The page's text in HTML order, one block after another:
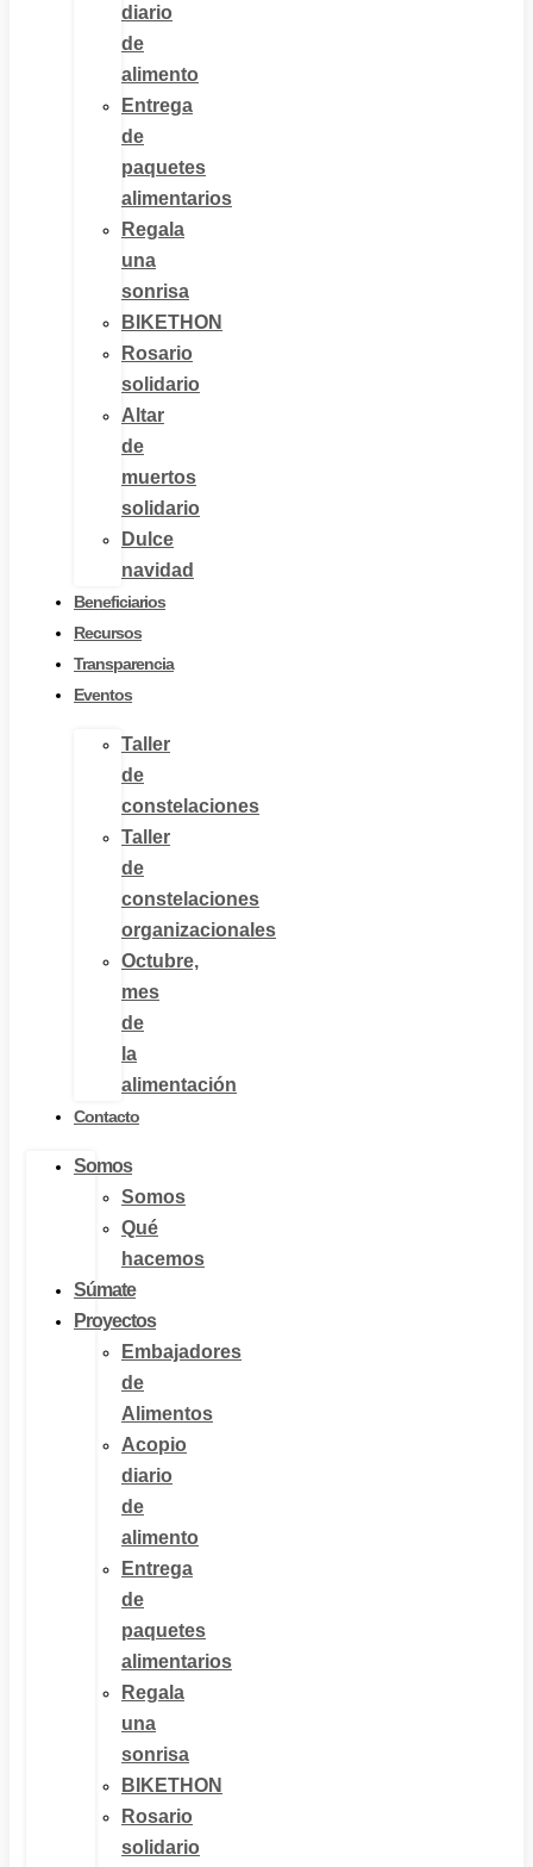
diario
de
alimento
Entrega
de
paquetes
alimentarios
Regala
una
sonrisa
BIKETHON
Rosario
solidario
Altar
de
muertos
solidario
Dulce
navidad
Beneficiarios
Recursos
Transparencia
Eventos
Taller
de
constelaciones
Taller
de
constelaciones
organizacionales
Octubre,
mes
de
la
alimentación
Contacto
Somos
Somos
Qué
hacemos
Súmate
Proyectos
Embajadores
de
Alimentos
Acopio
diario
de
alimento
Entrega
de
paquetes
alimentarios
Regala
una
sonrisa
BIKETHON
Rosario
solidario